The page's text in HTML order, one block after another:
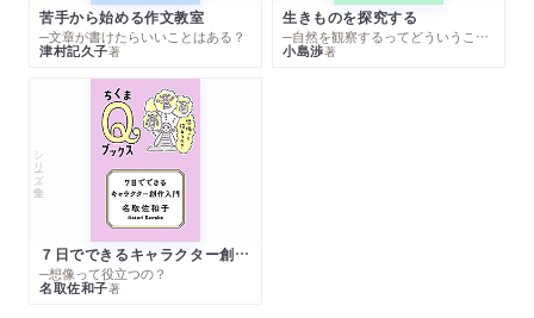
苦手から始める作文教室
─文章が書けたらいいことはある？
津村記久子著
生きものを探究する
─自然を観察するってどういうこと？
小島渉著
シリーズ・全集
７日でできるキャラクター創作入門
─想像って役立つの？
名取佐和子著